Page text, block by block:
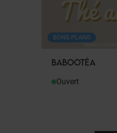
BABOOTÉA
BONS PLANS
Ouvert